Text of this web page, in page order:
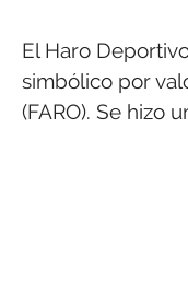
El Haro
simbólico por
(FARO). Se hizo